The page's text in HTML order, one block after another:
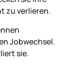
zu verlieren.
Jobwechsel.
sie.